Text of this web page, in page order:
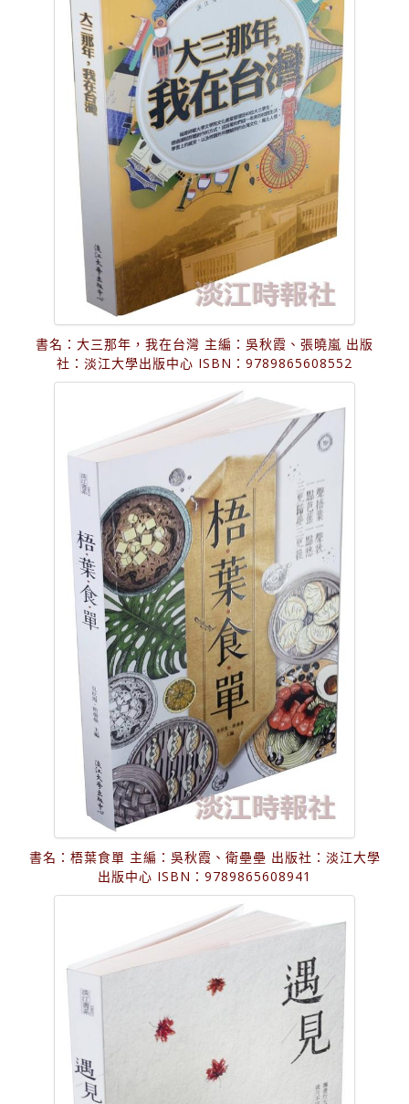
書名：大三那年，我在台灣 主編：吳秋霞、張曉嵐 出版
社：淡江大學出版中心 ISBN：9789865608552
書名：梧葉食單 主編：吳秋霞、衛壘壘 出版社：淡江大學
出版中心 ISBN：9789865608941